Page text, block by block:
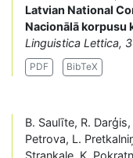
Latvian National
Nacionālā korpusu
Linguistica Lettica,
PDF BibTeX
B. Saulīte, R.
Petrova, L.
Strankale, K.